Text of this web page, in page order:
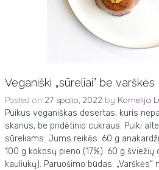
Veganiški „sūreliai” be varškės
Posted on 27 spalio, 2022 by Kornelija
Puikus veganiškas desertas, kuris
skanus, be pridėtinio cukraus. Puiki
sūreliams. Jums reikės: 60 g
100 g kokosų pieno (17%). 60 g
kauliukų). Paruošimo būdas: